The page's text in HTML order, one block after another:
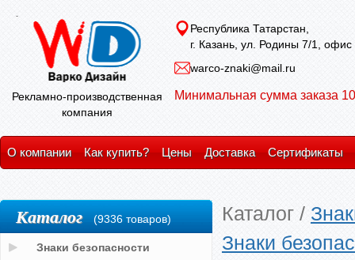
Рекламно-производственная
компания
Республика Татарстан,
г. Казань, ул. Родины 7/1, офис
warco-znaki@mail.ru
Минимальная сумма заказа
О компании Как купить? Цены Доставка Сертификаты
Каталог /
Знаки
Каталог (9336 товаров)
Знаки безопасности